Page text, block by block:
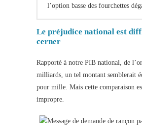
l’option basse des fourchettes
Le préjudice national est
cerner
Rapporté à notre PIB national, de
milliards, un tel montant semblerait
pour mille. Mais cette comparaison
impropre.